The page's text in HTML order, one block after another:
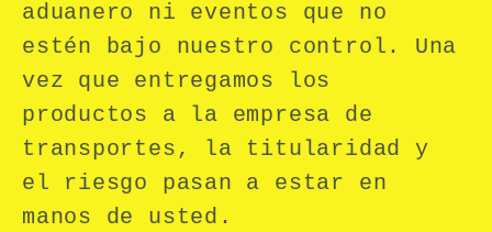
aduanero ni eventos que no
estén bajo nuestro control. Una
vez que entregamos los
productos a la empresa de
transportes, la titularidad y
el riesgo pasan a estar en
manos de usted.